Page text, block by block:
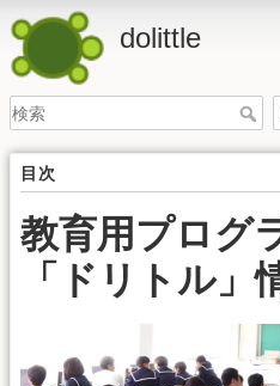
dolittle
目次
教育用プログ
「ドリトル」